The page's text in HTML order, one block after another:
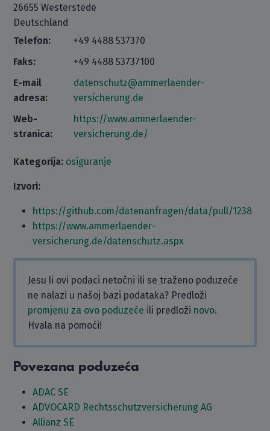
26655 Westerstede
Deutschland
Telefon:
+49 4488 537370
Faks:
+49 4488 53737100
E-mail
adresa:
datenschutz@ammerlaender-
versicherung.de
Web-
stranica:
https://www.ammerlaender-
versicherung.de/
Kategorija: osiguranje
Izvori:
https://github.com/datenanfragen/data/pull/1238
https://www.ammerlaender-
versicherung.de/datenschutz.aspx
Jesu li ovi podaci netočni ili se traženo poduzeće
ne nalazi u našoj bazi podataka? Predloži
promjenu za ovo poduzeće ili predloži novo.
Hvala na pomoći!
Povezana poduzeća
ADAC SE
ADVOCARD Rechtsschutzversicherung AG
Allianz SE